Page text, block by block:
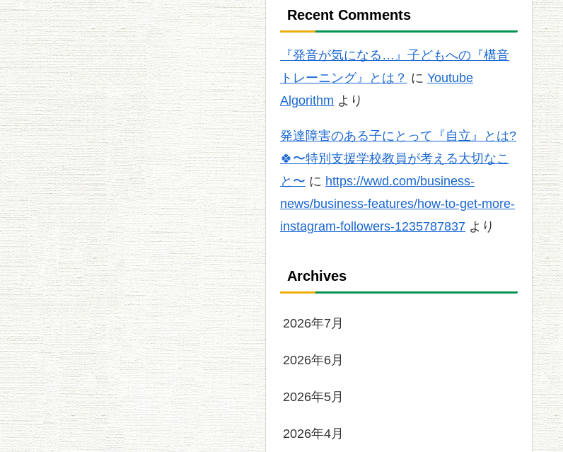
Recent Comments
『発音が気になる…』子どもへの『構音
トレーニング』とは？ に Youtube
Algorithm より
発達障害のある子にとって『自立』とは?
🍀〜特別支援学校教員が考える大切なこ
と〜 に https://wwd.com/business-
news/business-features/how-to-get-more-
instagram-followers-1235787837 より
Archives
2026年7月
2026年6月
2026年5月
2026年4月